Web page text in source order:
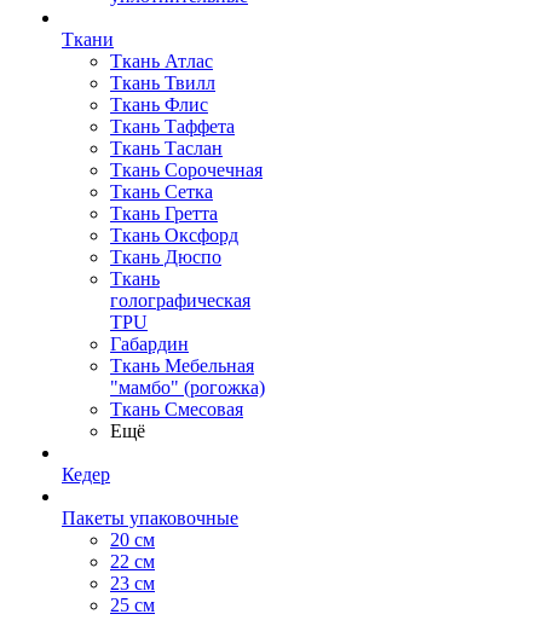
Ткани
Ткань Атлас
Ткань Твилл
Ткань Флис
Ткань Таффета
Ткань Таслан
Ткань Сорочечная
Ткань Сетка
Ткань Гретта
Ткань Оксфорд
Ткань Дюспо
Ткань
голографическая
TPU
Габардин
Ткань Мебельная
"мамбо" (рогожка)
Ткань Смесовая
Ещё
Кедер
Пакеты упаковочные
20 см
22 см
23 см
25 см